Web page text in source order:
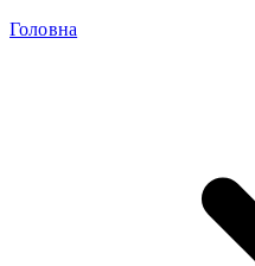
Головна